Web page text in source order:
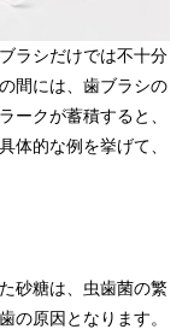
ラシだけでは不十分
間には、歯ブラシの
ークが蓄積すると、
体的な例を挙げて、
砂糖は、虫歯菌の繁
の原因となります。